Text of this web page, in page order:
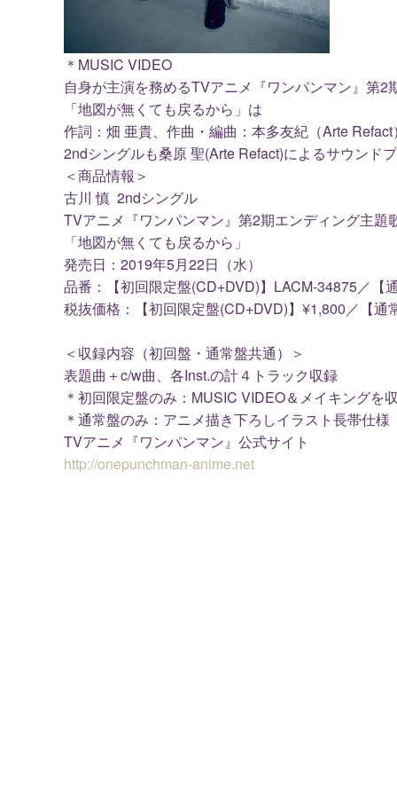
＊MUSIC VIDEO
自身が主演を務めるTVアニメ『ワンパンマン』第2
「地図が無くても戻るから」は
作詞：畑 亜貴、作曲・編曲：本多友紀（Arte
2ndシングルも桑原 聖(Arte Refact)によるサウンド
＜商品情報＞
古川 慎 2ndシングル
TVアニメ『ワンパンマン』第2期エンディング主題
「地図が無くても戻るから」
発売日：2019年5月22日（水）
品番：【初回限定盤(CD+DVD)】LACM-34875／【
税抜価格：【初回限定盤(CD+DVD)】¥1,800／【通
＜収録内容（初回盤・通常盤共通）＞
表題曲＋c/w曲、各Inst.の計４トラック収録
＊初回限定盤のみ：MUSIC VIDEO＆メイキングを
＊通常盤のみ：アニメ描き下ろしイラスト長帯仕様
TVアニメ『ワンパンマン』公式サイト
http://onepunchman-anime.net